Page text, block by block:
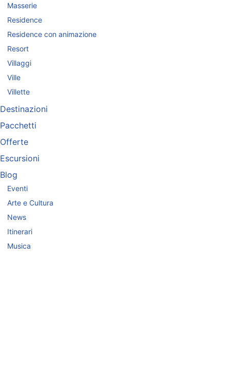
Masserie
Residence
Residence con animazione
Resort
Villaggi
Ville
Villette
Destinazioni
Pacchetti
Offerte
Escursioni
Blog
Eventi
Arte e Cultura
News
Itinerari
Musica